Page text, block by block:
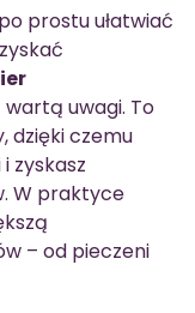
prostu ułatwiać
uwagi. To
dzięki czemu
zyskasz
W praktyce
– od pieczeni